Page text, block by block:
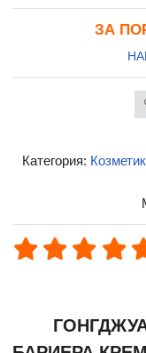
ЗА
Категория: